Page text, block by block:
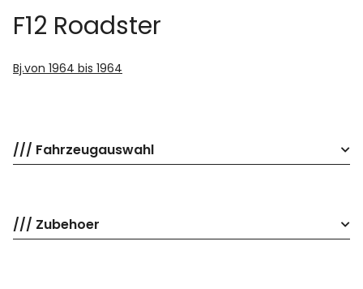
F12 Roadster
Bj.von 1964 bis 1964
/// Fahrzeugauswahl
/// Zubehoer